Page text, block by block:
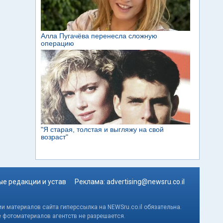
редакции и устав Реклама: advertising@newsru.co.il
сайта гиперссылка на NEWSru.co.il обязательна.
агентств не разрешается.